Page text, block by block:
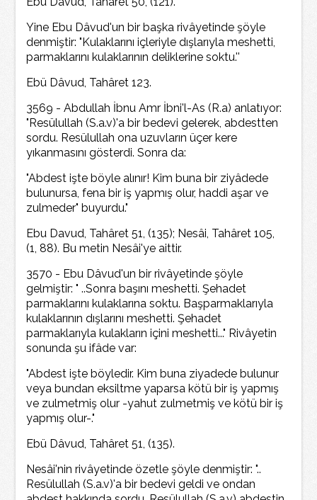
Yine Ebu Dâvud'un bir başka rivâyetinde şöyle
denmiştir: "Kulaklarını içleriyle dışlarıyla meshetti,
parmaklarını kulaklarının deliklerine soktu.''
Ebü Dâvud, Tahâret 123.
3569 - Abdullah İbnu Amr İbni'l-As (R.a) anlatıyor:
"Resülullah (S.a.v)'a bir bedevi gelerek, abdestten
sordu. Resülullah ona uzuvların üçer kere
yıkanmasını gösterdi. Sonra da:
"Abdest işte böyle alınır! Kim buna bir ziyâdede
bulunursa, fena bir iş yapmış olur, haddi aşar ve
zulmeder" buyurdu."
Ebu Davud, Tahâret 51, (135); Nesâi, Tahâret 105,
(1, 88). Bu metin Nesâi'ye aittir.
3570 - Ebu Dâvud'un bir rivâyetinde şöyle
gelmiştir: " ..Sonra başını meshetti. Şehadet
parmaklarını kulaklarına soktu. Başparmaklarıyla
kulaklarının dışlarını meshetti. Şehadet
parmaklarıyla kulakların içini meshetti..." Rivâyetin
sonunda şu ifâde var:
"Abdest işte böyledir. Kim buna ziyadede bulunur
veya bundan eksiltme yaparsa kötü bir iş yapmış
ve zulmetmiş olur -yahut zulmetmiş ve kötü bir iş
yapmış olur-."
Ebü Dâvud, Tahâret 51, (135).
Nesâi'nin rivâyetinde özetle şöyle denmiştir: "..
Resülullah (S.a.v)'a bir bedevi geldi ve ondan